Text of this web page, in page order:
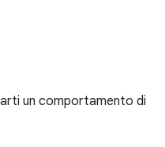
un comportamento di